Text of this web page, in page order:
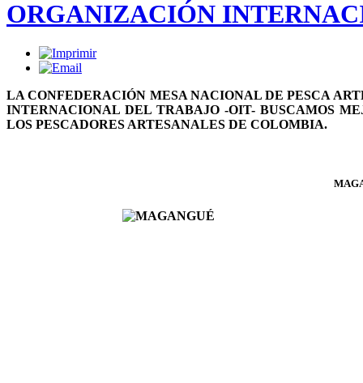
ORGANIZACIÓN
LA CONFEDERACIÓN MESA NACIONAL DE PESCA
INTERNACIONAL DEL TRABAJO -OIT- BUSCAMOS
LOS PESCADORES ARTESANALES DE COLOMBIA.